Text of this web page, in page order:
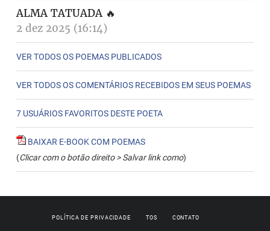
ALMA TATUADA 🔥
2 dez 2025 (16:14)
VER TODOS OS POEMAS PUBLICADOS
VER TODOS OS COMENTÁRIOS RECEBIDOS EM SEUS POEMAS
7 USUÁRIOS FAVORITOS DESTE POETA
BAIXAR E-BOOK COM POEMAS
(Clicar com o botão direito > Salvar link como)
POLÍTICA DE PRIVACIDADE TOS CONTATO